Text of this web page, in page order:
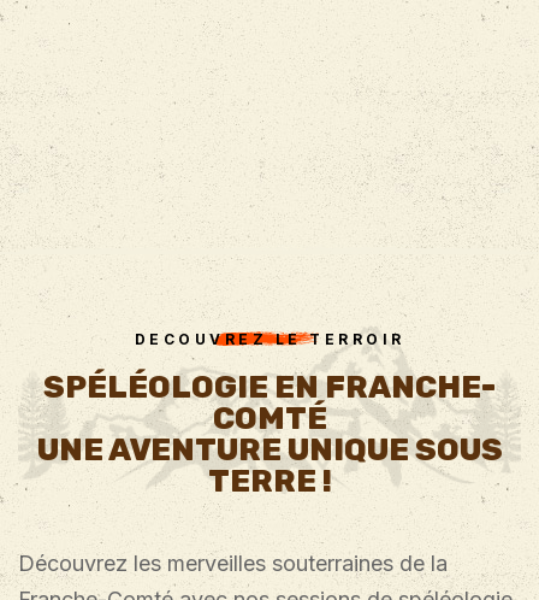
DECOUVREZ LE TERROIR
SPÉLÉOLOGIE EN FRANCHE-
COMTÉ
UNE AVENTURE UNIQUE SOUS
TERRE !
Découvrez les merveilles souterraines de la